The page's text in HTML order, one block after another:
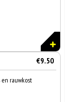
€9.50
en rauwkost